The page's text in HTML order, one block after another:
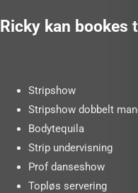
Ricky kan bookes
Stripshow
Stripshow dobbelt
Bodytequila
Strip undervisning
Prof danseshow
Topløs servering